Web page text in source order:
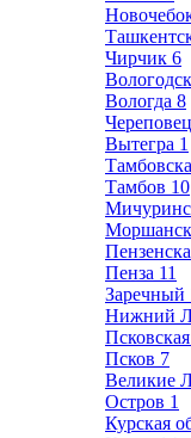
Чирчик 6
Вологда 8
Череповец
Вытегра 1
Тамбов 10
Моршанск
Пенза 11
Заречный
Нижний
Псков 7
Великие
Остров 1
Курская